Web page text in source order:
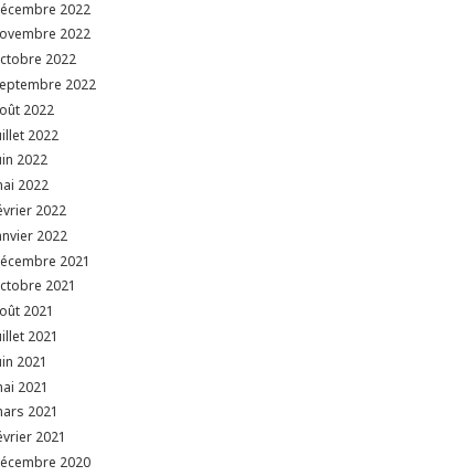
2022
2022
2022
2022
2022
2022
2022
2022
2022
2022
2021
2021
2021
2021
2021
2021
2021
2021
2020